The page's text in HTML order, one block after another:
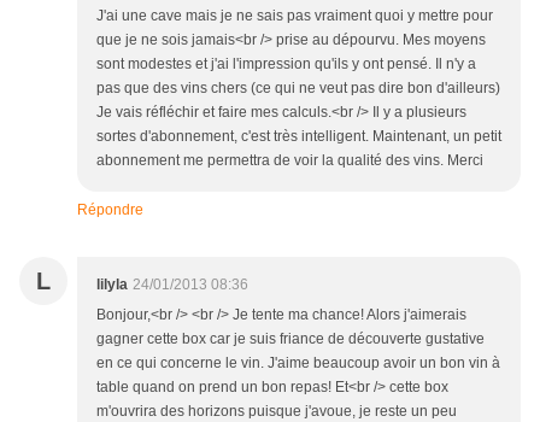
J'ai une cave mais je ne sais pas vraiment quoi y mettre pour
que je ne sois jamais<br /> prise au dépourvu. Mes moyens
sont modestes et j'ai l'impression qu'ils y ont pensé. Il n'y a
pas que des vins chers (ce qui ne veut pas dire bon d'ailleurs)
Je vais réfléchir et faire mes calculs.<br /> Il y a plusieurs
sortes d'abonnement, c'est très intelligent. Maintenant, un petit
abonnement me permettra de voir la qualité des vins. Merci
Répondre
L lilyla 24/01/2013 08:36
Bonjour,<br /> <br /> Je tente ma chance! Alors j'aimerais
gagner cette box car je suis friance de découverte gustative
en ce qui concerne le vin. J'aime beaucoup avoir un bon vin à
table quand on prend un bon repas! Et<br /> cette box
m'ouvrira des horizons puisque j'avoue, je reste un peu